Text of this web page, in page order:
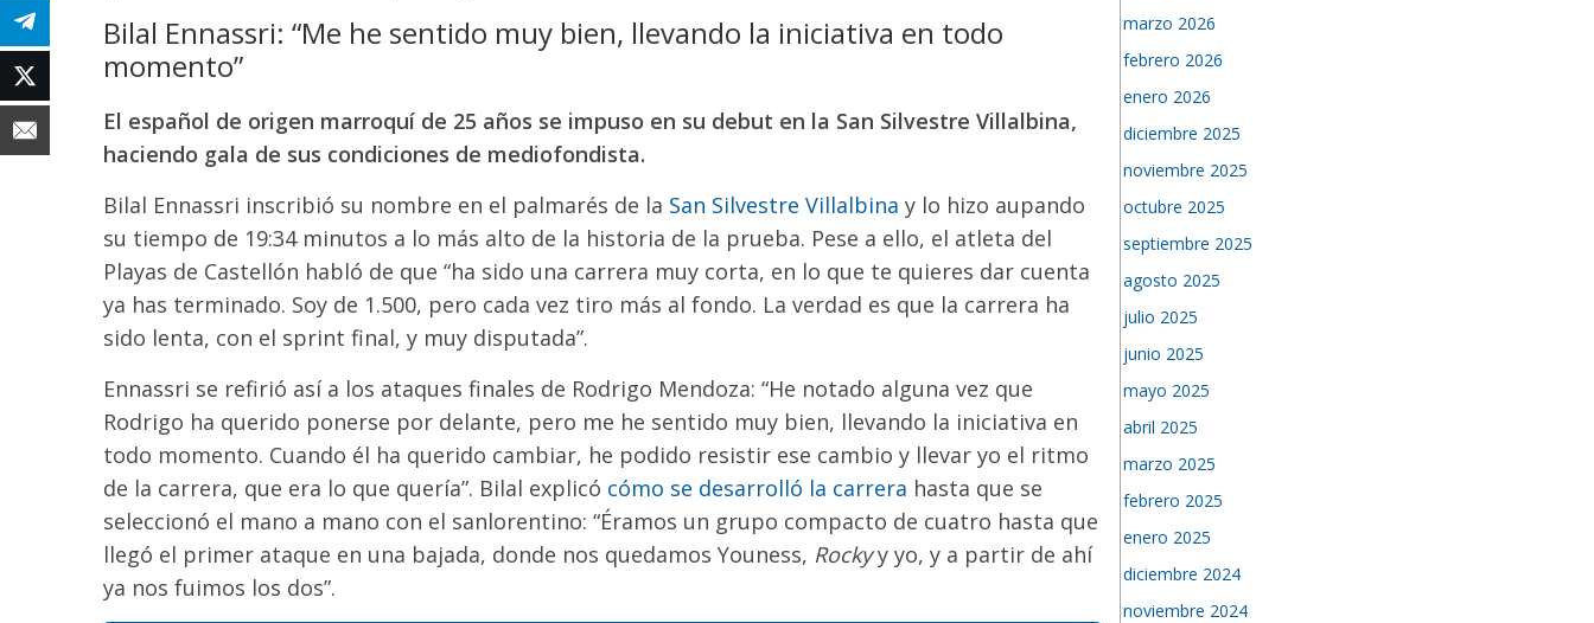
Bilal Ennassri: “Me he sentido muy bien, llevando la iniciativa en todo
momento”
El español de origen marroquí de 25 años se impuso en su debut en la San Silvestre Villalbina,
haciendo gala de sus condiciones de mediofondista.
Bilal Ennassri inscribió su nombre en el palmarés de la San Silvestre Villalbina y lo hizo aupando
su tiempo de 19:34 minutos a lo más alto de la historia de la prueba. Pese a ello, el atleta del
Playas de Castellón habló de que “ha sido una carrera muy corta, en lo que te quieres dar cuenta
ya has terminado. Soy de 1.500, pero cada vez tiro más al fondo. La verdad es que la carrera ha
sido lenta, con el sprint final, y muy disputada”.
Ennassri se refirió así a los ataques finales de Rodrigo Mendoza: “He notado alguna vez que
Rodrigo ha querido ponerse por delante, pero me he sentido muy bien, llevando la iniciativa en
todo momento. Cuando él ha querido cambiar, he podido resistir ese cambio y llevar yo el ritmo
de la carrera, que era lo que quería”. Bilal explicó cómo se desarrolló la carrera hasta que se
seleccionó el mano a mano con el sanlorentino: “Éramos un grupo compacto de cuatro hasta que
llegó el primer ataque en una bajada, donde nos quedamos Youness, Rockyy yo, y a partir de ahí
ya nos fuimos los dos”.
marzo 2026
febrero 2026
enero 2026
diciembre 2025
noviembre 2025
octubre 2025
septiembre 2025
agosto 2025
julio 2025
junio 2025
mayo 2025
abril 2025
marzo 2025
febrero 2025
enero 2025
diciembre 2024
noviembre 2024